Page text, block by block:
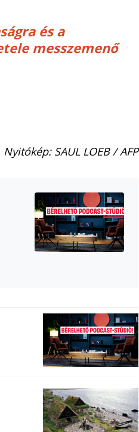
és a
messzemenő
Nyitókép: SAUL LOEB / AFP